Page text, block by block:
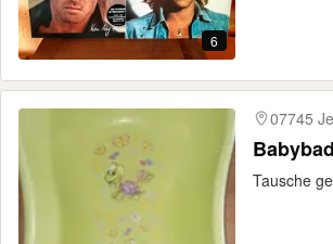
6
07745
Tausche